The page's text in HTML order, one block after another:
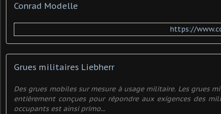
Conrad Modelle
https://
Grues militaires Liebherr
Des grues mobiles sur mesure à usage militaire. Les grues
entièrement conçues pour répondre aux exigences des
occupants est ainsi primo...